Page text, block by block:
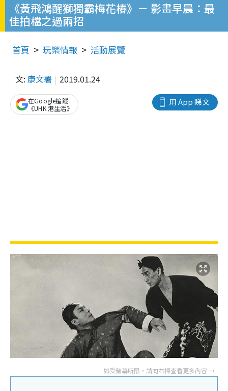
《黃飛鴻醒獅獨霸梅花樁》－ 影畫早晨：最
佳拍檔之過兩招
首頁 玩樂情報 活動展覽
文: 康文署 2019.01.24
用 App 睇文
在Google追蹤
《UHK 港生活》